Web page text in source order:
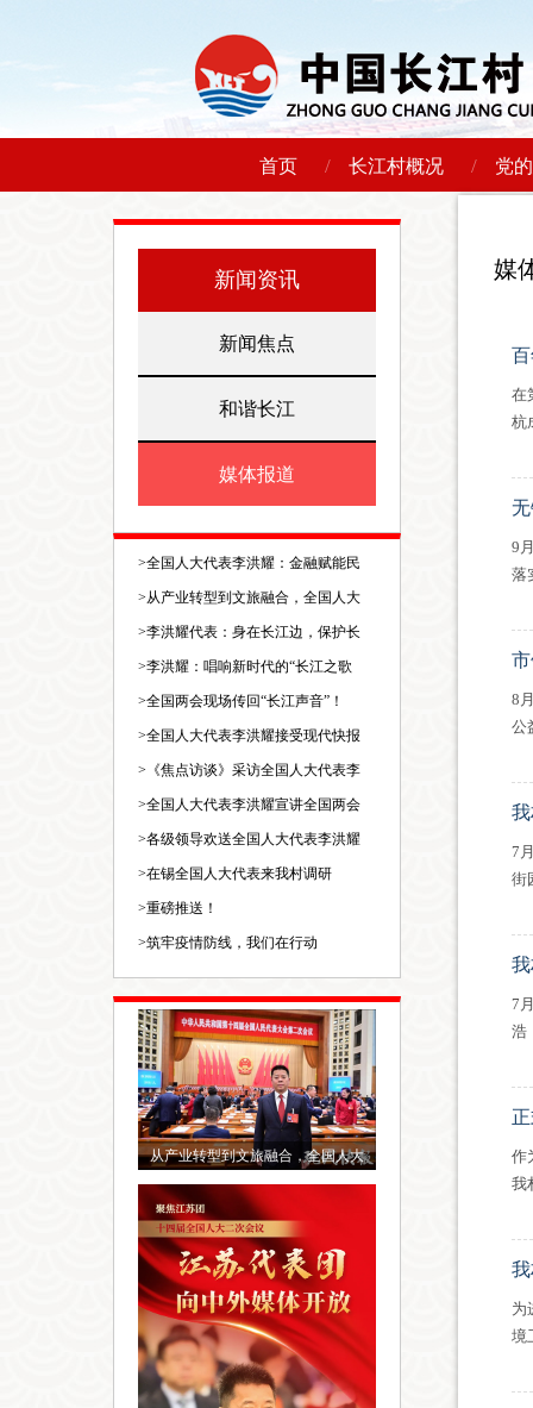
首页 / 长江村概况 / 党
新闻资讯
新闻焦点
和谐长江
媒体报道
>全国人大代表李洪耀：金融赋能民
>从产业转型到文旅融合，全国人大
>李洪耀代表：身在长江边，保护长
>李洪耀：唱响新时代的“长江之歌
>全国两会现场传回“长江声音”！
>全国人大代表李洪耀接受现代快报
> 《焦点访谈》采访全国人大代表李
>全国人大代表李洪耀宣讲全国两会
>各级领导欢送全国人大代表李洪耀
>在锡全国人大代表来我村调研
>重磅推送！
>筑牢疫情防线，我们在行动
从产业转型到文旅融合，全国人大
媒
在
杭
9
落
8
公
7
街
7
浩
作
我
为
境